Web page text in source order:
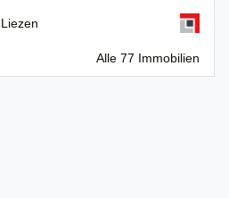
Alle 77 Immobilien